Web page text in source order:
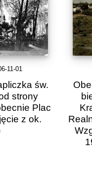
11-01
św.
strony
Plac
z ok.